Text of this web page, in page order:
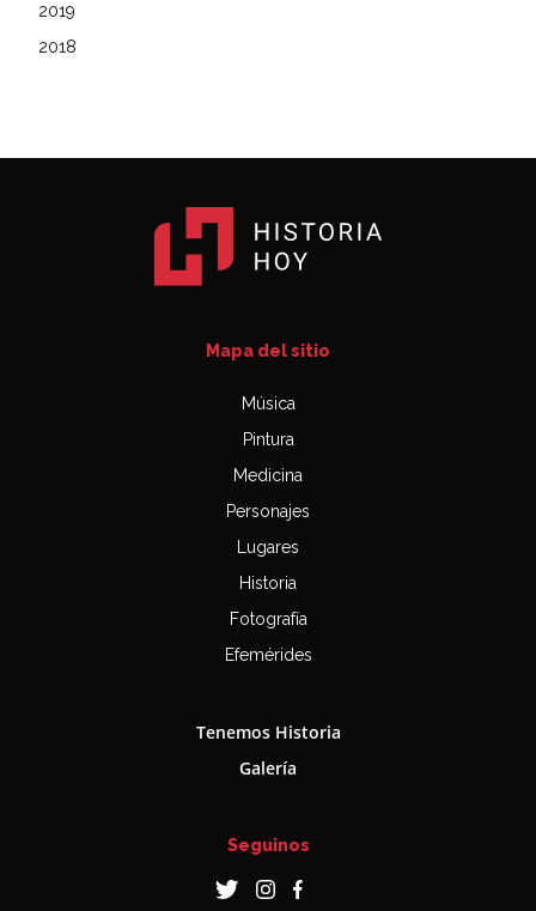
2019
2018
Mapa del sitio
Música
Pintura
Medicina
Personajes
Lugares
Historia
Fotografía
Efemérides
Tenemos Historia
Galería
Seguinos